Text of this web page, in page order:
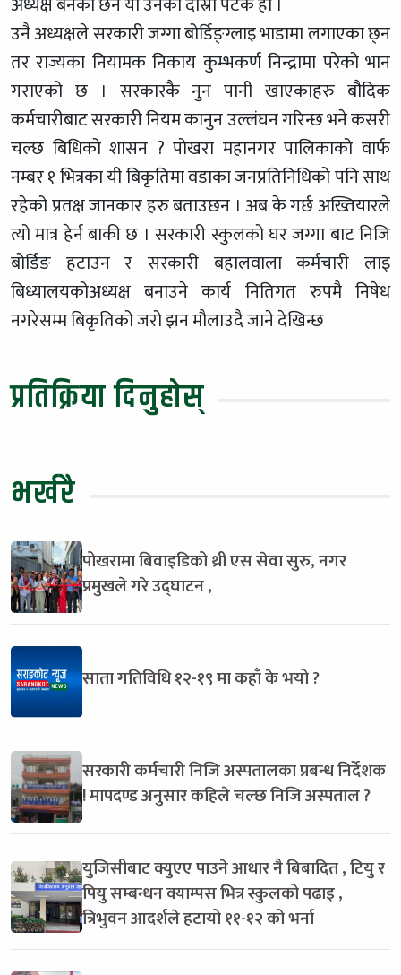
उनै अध्यक्षले सरकारी जग्गा बोर्डिङ्ग्लाइ भाडामा लगाएका छ्न
तर राज्यका नियामक निकाय कुम्भकर्ण निन्द्रामा परेको भान
गराएको छ । सरकारकै नुन पानी खाएकाहरु बौदिक
कर्मचारीबाट सरकारी नियम कानुन उल्लंघन गरिन्छ भने कसरी
चल्छ बिधिको शासन ? पोखरा महानगर पालिकाको वार्फ
नम्बर १ भित्रका यी बिकृतिमा वडाका जनप्रतिनिधिको पनि साथ
रहेको प्रतक्ष जानकार हरु बताउछन । अब के गर्छ अख्तियारले
त्यो मात्र हेर्न बाकी छ । सरकारी स्कुलको घर जग्गा बाट निजि
बोर्डिङ हटाउन र सरकारी बहालवाला कर्मचारी लाइ
बिध्यालयकोअध्यक्ष बनाउने कार्य नितिगत रुपमै निषेध
नगरेसम्म बिकृतिको जरो झन मौलाउदै जाने देखिन्छ
प्रतिक्रिया दिनुहोस्
भर्खरै
पोखरामा बिवाइडिको थ्री एस सेवा सुरु, नगर
प्रमुखले गरे उद्घाटन ,
साता गतिविधि १२-१९ मा कहाँ के भयो ?
सरकारी कर्मचारी निजि अस्पतालका प्रबन्ध निर्देशक
! मापदण्ड अनुसार कहिले चल्छ निजि अस्पताल ?
युजिसीबाट क्युएए पाउने आधार नै बिबादित , टियु र
पियु सम्बन्धन क्याम्पस भित्र स्कुलको पढाइ ,
त्रिभुवन आदर्शले हटायो ११-१२ को भर्ना